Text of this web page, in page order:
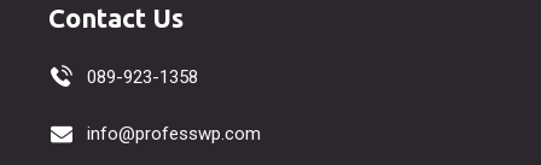
Contact Us
089-923-1358
info@professwp.com